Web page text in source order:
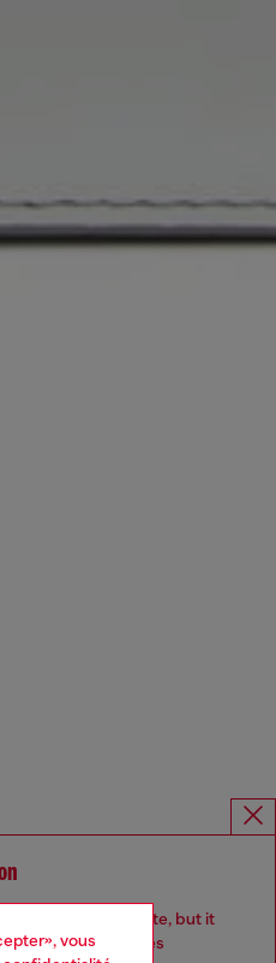
vous
Suisse website, but it
in United States